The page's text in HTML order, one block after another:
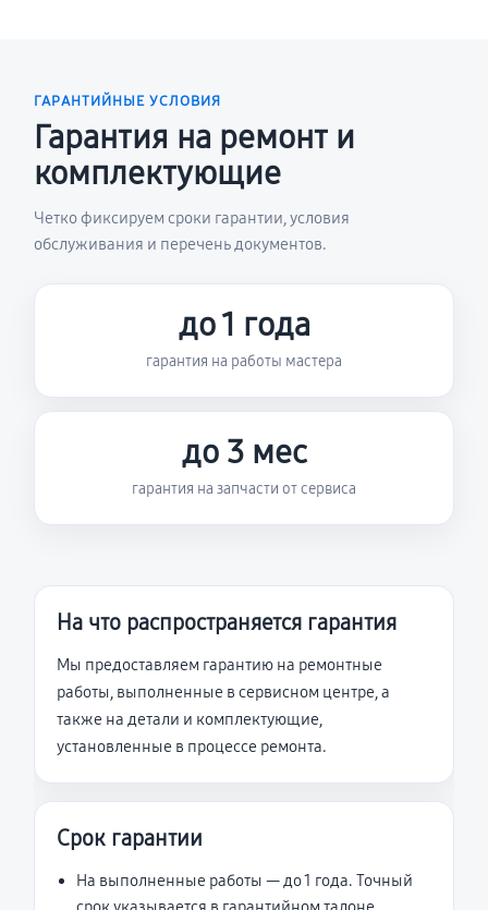
ГАРАНТИЙНЫЕ УСЛОВИЯ
Гарантия на ремонт и
комплектующие
Четко фиксируем сроки гарантии, условия
обслуживания и перечень документов.
до 1 года
гарантия на работы мастера
до 3 мес
гарантия на запчасти от сервиса
На что распространяется гарантия
Мы предоставляем гарантию на ремонтные
работы, выполненные в сервисном центре, а
также на детали и комплектующие,
установленные в процессе ремонта.
Срок гарантии
На выполненные работы — до 1 года. Точный